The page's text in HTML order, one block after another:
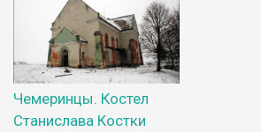
Чемеринцы. Костел
Станислава Костки